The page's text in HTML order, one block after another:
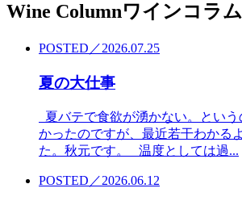
Wine Columnワインコラム
POSTED／2026.07.25
夏の大仕事
夏バテで食欲が湧かない。とい
かったのですが、最近若干わかる
た。秋元です。 温度としては過...
POSTED／2026.06.12